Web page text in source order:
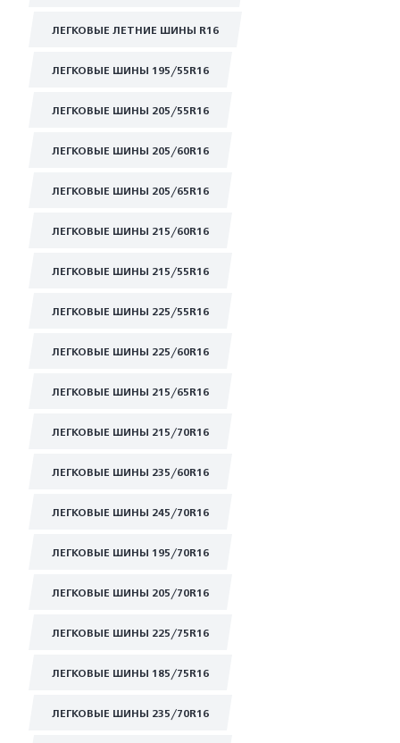
ЛЕГКОВЫЕ ЛЕТНИЕ ШИНЫ R16
ЛЕГКОВЫЕ ШИНЫ 195/55R16
ЛЕГКОВЫЕ ШИНЫ 205/55R16
ЛЕГКОВЫЕ ШИНЫ 205/60R16
ЛЕГКОВЫЕ ШИНЫ 205/65R16
ЛЕГКОВЫЕ ШИНЫ 215/60R16
ЛЕГКОВЫЕ ШИНЫ 215/55R16
ЛЕГКОВЫЕ ШИНЫ 225/55R16
ЛЕГКОВЫЕ ШИНЫ 225/60R16
ЛЕГКОВЫЕ ШИНЫ 215/65R16
ЛЕГКОВЫЕ ШИНЫ 215/70R16
ЛЕГКОВЫЕ ШИНЫ 235/60R16
ЛЕГКОВЫЕ ШИНЫ 245/70R16
ЛЕГКОВЫЕ ШИНЫ 195/70R16
ЛЕГКОВЫЕ ШИНЫ 205/70R16
ЛЕГКОВЫЕ ШИНЫ 225/75R16
ЛЕГКОВЫЕ ШИНЫ 185/75R16
ЛЕГКОВЫЕ ШИНЫ 235/70R16